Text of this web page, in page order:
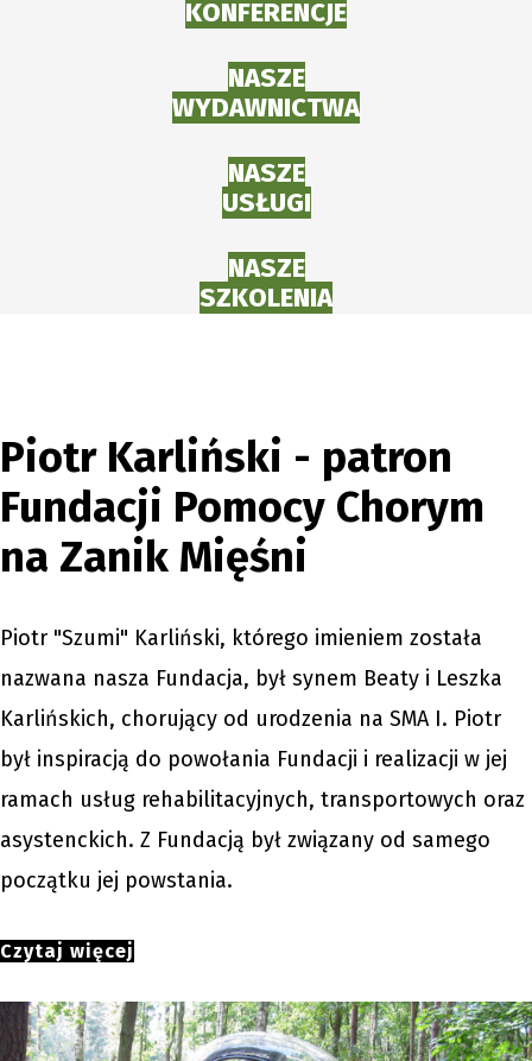
KONFERENCJE
NASZE
WYDAWNICTWA
NASZE
USŁUGI
NASZE
SZKOLENIA
Piotr Karliński - patron
Fundacji Pomocy Chorym
na Zanik Mięśni
Piotr "Szumi" Karliński, którego imieniem została
nazwana nasza Fundacja, był synem Beaty i Leszka
Karlińskich, chorujący od urodzenia na SMA I. Piotr
był inspiracją do powołania Fundacji i realizacji w jej
ramach usług rehabilitacyjnych, transportowych oraz
asystenckich. Z Fundacją był związany od samego
początku jej powstania.
Czytaj więcej